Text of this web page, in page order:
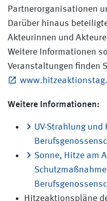
Partnerorganisationen
Darüber hinaus
Akteurinnen und
Weitere Informationen
Veranstaltungen finden
Weitere Informationen:
UV-Strahlung und
Sonne, Hitze am
Hitzeaktionspläne